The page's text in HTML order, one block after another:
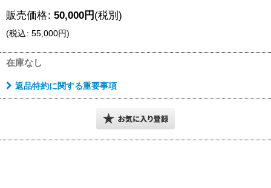
販売価格: 50,000円 (税別)
(税込: 55,000円)
在庫なし
返品特約に関する重要事項